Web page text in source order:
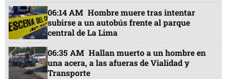
06:14 AM Hombre muere tras intentar
subirse a un autobús frente al parque
central de La Lima
06:35 AM Hallan muerto a un hombre en
una acera, a las afueras de Vialidad y
Transporte